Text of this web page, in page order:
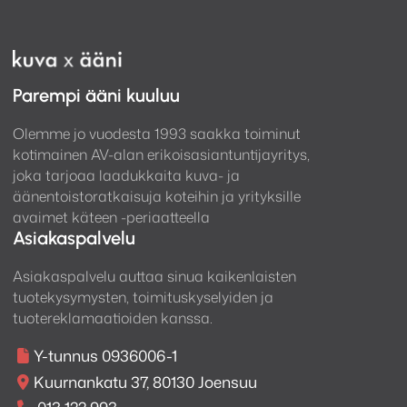
9″ XL-kokoinen WXDA-näyttö
Alpine Halo9 on 1280 x 720p (WXGA) resoluutiolla eli
näytössä on yli 2,7 miljoonaa pikseliä. Tämän
ansiosta kaikki kuvakkeet, menuvalikot ja esimerkiksi
navigoinnin karttatiedot näkyvät todella terävinä ja
selkeinä.
Näyttö on kiinni 1-DIN rungossa, joka on tehty
sopimaan useimpiin 1- ja 2-DIN asennuspaikkoihin.
Parempi ääni kuuluu
Olemme jo vuodesta 1993 saakka toiminut
kotimainen AV-alan erikoisasiantuntijayritys,
joka tarjoaa laadukkaita kuva- ja
äänentoistoratkaisuja koteihin ja yrityksille
avaimet käteen -periaatteella
Asiakaspalvelu
Asiakaspalvelu auttaa sinua kaikenlaisten
tuotekysymysten, toimituskyselyiden ja
tuotereklamaatioiden kanssa.
Y-tunnus 0936006-1
Kuurnankatu 37, 80130 Joensuu